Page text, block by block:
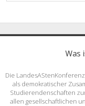
Was
Die
als demokratischer
Studierendenschaften
allen gesellschaftlichen